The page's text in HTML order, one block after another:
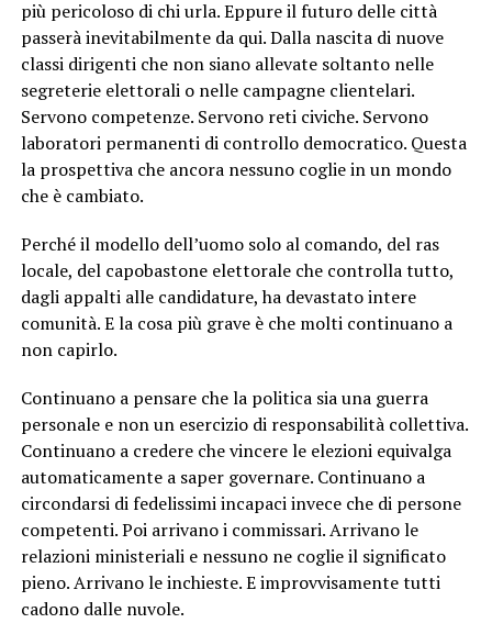
più pericoloso di chi urla. Eppure il futuro delle città
passerà inevitabilmente da qui. Dalla nascita di nuove
classi dirigenti che non siano allevate soltanto nelle
segreterie elettorali o nelle campagne clientelari.
Servono competenze. Servono reti civiche. Servono
laboratori permanenti di controllo democratico. Questa
la prospettiva che ancora nessuno coglie in un mondo
che è cambiato.
Perché il modello dell’uomo solo al comando, del ras
locale, del capobastone elettorale che controlla tutto,
dagli appalti alle candidature, ha devastato intere
comunità. E la cosa più grave è che molti continuano a
non capirlo.
Continuano a pensare che la politica sia una guerra
personale e non un esercizio di responsabilità collettiva.
Continuano a credere che vincere le elezioni equivalga
automaticamente a saper governare. Continuano a
circondarsi di fedelissimi incapaci invece che di persone
competenti. Poi arrivano i commissari. Arrivano le
relazioni ministeriali e nessuno ne coglie il significato
pieno. Arrivano le inchieste. E improvvisamente tutti
cadono dalle nuvole.